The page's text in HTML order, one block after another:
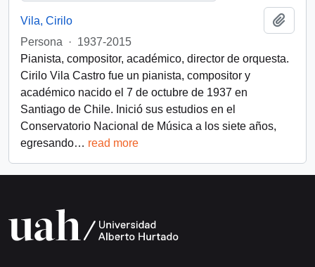
Vila, Cirilo
Persona
· 1937-2015
Pianista, compositor, académico, director de orquesta.
Cirilo Vila Castro fue un pianista, compositor y
académico nacido el 7 de octubre de 1937 en
Santiago de Chile. Inició sus estudios en el
Conservatorio Nacional de Música a los siete años,
egresando… read more